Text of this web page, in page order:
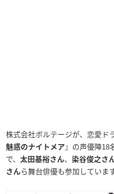
株式会社ボルテージが、恋愛ド
魅惑のナイトメア』の声優陣18
で、
太田基裕さん、 染谷俊之さ
さんら舞台俳優も参加しています